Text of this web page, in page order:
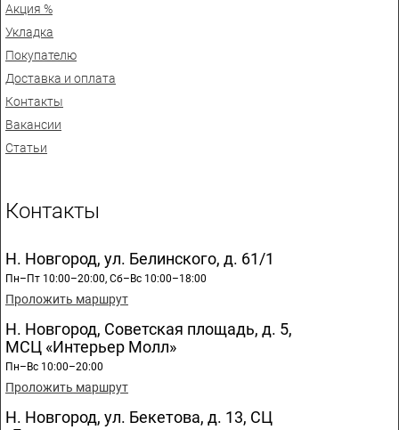
Акция %
Укладка
Покупателю
Доставка и оплата
Контакты
Вакансии
Статьи
Контакты
Н. Новгород, ул. Белинского, д. 61/1
Пн–Пт 10:00–20:00, Сб–Вс 10:00–18:00
Проложить маршрут
Н. Новгород, Советская площадь, д. 5,
МСЦ «Интерьер Молл»
Пн–Вс 10:00–20:00
Проложить маршрут
Н. Новгород, ул. Бекетова, д. 13, СЦ